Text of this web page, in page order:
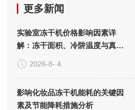
更多新闻
实验室冻干机价格影响因素详
解：冻干面积、冷阱温度与真空
系统的成本构成
2026-8- 4
影响化妆品冻干机能耗的关键因
素及节能降耗措施分析